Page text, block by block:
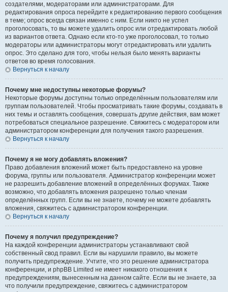
создателями, модераторами или администраторами. Для
редактирования опроса перейдите к редактированию первого сообщения
в теме; опрос всегда связан именно с ним. Если никто не успел
проголосовать, то вы можете удалить опрос или отредактировать любой
из вариантов ответа. Однако если кто-то уже проголосовал, то только
модераторы или администраторы могут отредактировать или удалить
опрос. Это сделано для того, чтобы нельзя было менять варианты
ответов во время голосования.
Вернуться к началу
Почему мне недоступны некоторые форумы?
Некоторые форумы доступны только определённым пользователям или
группам пользователей. Чтобы просматривать такие форумы, создавать в
них темы и оставлять сообщения, совершать другие действия, вам может
потребоваться специальное разрешение. Свяжитесь с модератором или
администратором конференции для получения такого разрешения.
Вернуться к началу
Почему я не могу добавлять вложения?
Право добавления вложений может быть предоставлено на уровне
форума, группы или пользователя. Администратор конференции может
не разрешить добавление вложений в определённых форумах. Также
возможно, что добавлять вложения разрешено только членам
определённых групп. Если вы не знаете, почему не можете добавлять
вложения, свяжитесь с администратором конференции.
Вернуться к началу
Почему я получил предупреждение?
На каждой конференции администраторы устанавливают свой
собственный свод правил. Если вы нарушили правило, вы можете
получить предупреждение. Учтите, что это решение администратора
конференции, и phpBB Limited не имеет никакого отношения к
предупреждениям, вынесенным на данном сайте. Если вы не знаете, за
что получили предупреждение, свяжитесь с администратором